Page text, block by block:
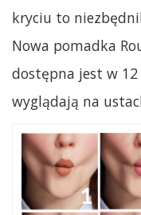
kryciu to
Nowa pomadka
dostępna jest w
wyglądają na